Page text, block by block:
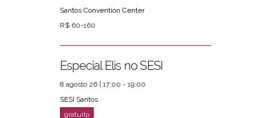
Santos Convention Center
R$ 60-160
Especial Elis no SESI
8 agosto 26 | 17:00 - 19:00
SESI Santos